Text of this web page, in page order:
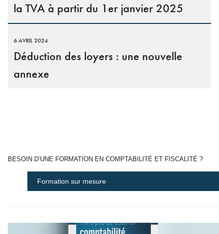
la TVA à partir du 1er janvier 2025
6 AVRIL 2024
Déduction des loyers : une nouvelle
annexe
BESOIN D’UNE FORMATION EN COMPTABILITÉ ET FISCALITÉ ?
Formation sur mesure